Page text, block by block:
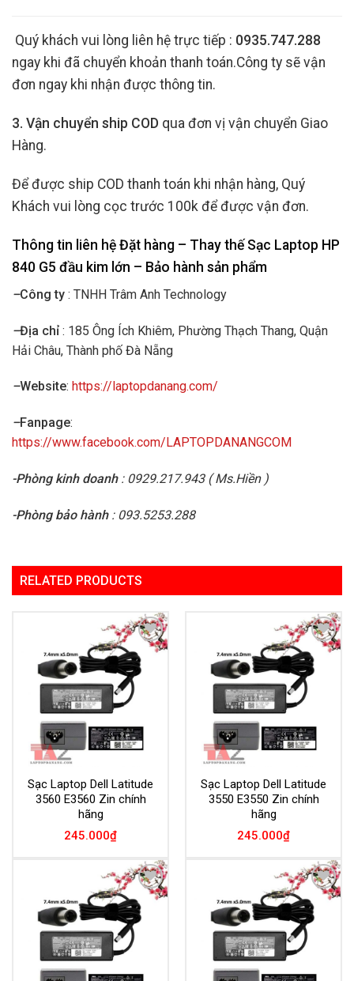
Quý khách vui lòng liên hệ trực tiếp : 0935.747.288
ngay khi đã chuyển khoản thanh toán.Công ty sẽ vận
đơn ngay khi nhận được thông tin.
3. Vận chuyển ship COD qua đơn vị vận chuyển Giao
Hàng.
Để được ship COD thanh toán khi nhận hàng, Quý
Khách vui lòng cọc trước 100k để được vận đơn.
Thông tin liên hệ Đặt hàng – Thay thế Sạc Laptop HP
840 G5 đầu kim lớn – Bảo hành sản phẩm
–Công ty : TNHH Trâm Anh Technology
–Địa chỉ : 185 Ông Ích Khiêm, Phường Thạch Thang, Quận
Hải Châu, Thành phố Đà Nẵng
–Website: https://laptopdanang.com/
–Fanpage:
https://www.facebook.com/LAPTOPDANANGCOM
-Phòng kinh doanh: 0929.217.943 ( Ms.Hiền )
-Phòng bảo hành: 093.5253.288
RELATED PRODUCTS
Add to
Wishlist
Sạc Laptop Dell Latitude
3560 E3560 Zin chính
hãng
245.000₫
Add to
Wishlist
Sạc Laptop Dell Latitude
3550 E3550 Zin chính
hãng
245.000₫
Add to
Wishlist
Add to
Wishlist